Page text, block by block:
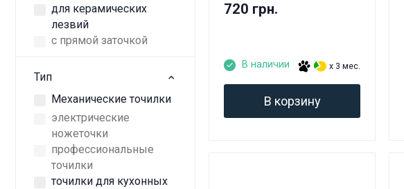
для керамических
лезвий
с прямой заточкой
Тип
Механические точилки
электрические
ножеточки
профессиональные
точилки
точилки для кухонных
720 грн.
В наличии x 3 мес.
В корзину